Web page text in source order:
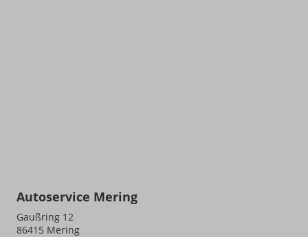
Autoservice Mering
Gaußring 12
86415 Mering